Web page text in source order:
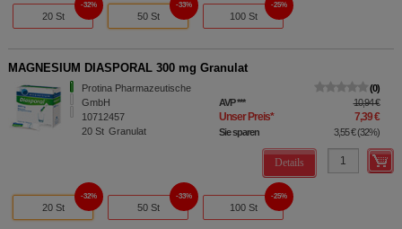
20 St
32%
50 St
33%
100 St
25%
MAGNESIUM DIASPORAL 300 mg Granulat
Protina Pharmazeutische
GmbH
10712457
20 St Granulat
0
AVP*** 10,94 €
Unser Preis* 7,39 €
Sie sparen 3,55 €(32%)
Details
20 St
32%
50 St
33%
100 St
25%